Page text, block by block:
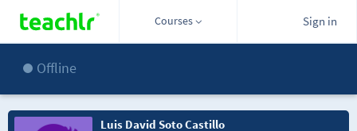
Courses Sign in
Offline
Luis David Soto Castillo